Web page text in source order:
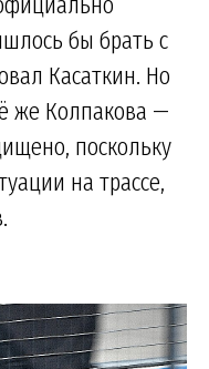
бы брать с
Касаткин. Но
же Колпакова —
поскольку
на трассе,